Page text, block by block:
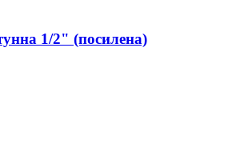
1/2" (посилена)